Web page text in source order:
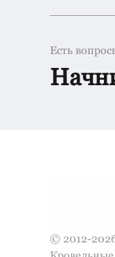
Есть
© 2012-